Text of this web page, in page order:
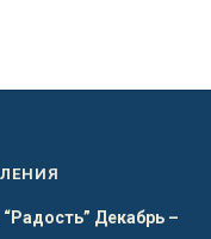
Декабрь –